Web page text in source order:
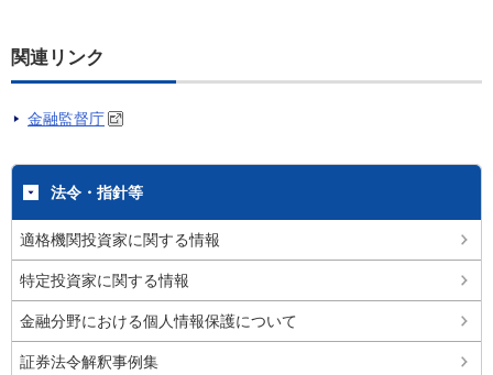
関連リンク
金融監督庁
法令・指針等
適格機関投資家に関する情報
特定投資家に関する情報
金融分野における個人情報保護について
証券法令解釈事例集